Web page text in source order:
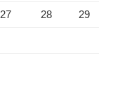
27 28 29